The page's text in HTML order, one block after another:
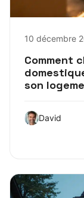
10 décembre
Comment
son
David